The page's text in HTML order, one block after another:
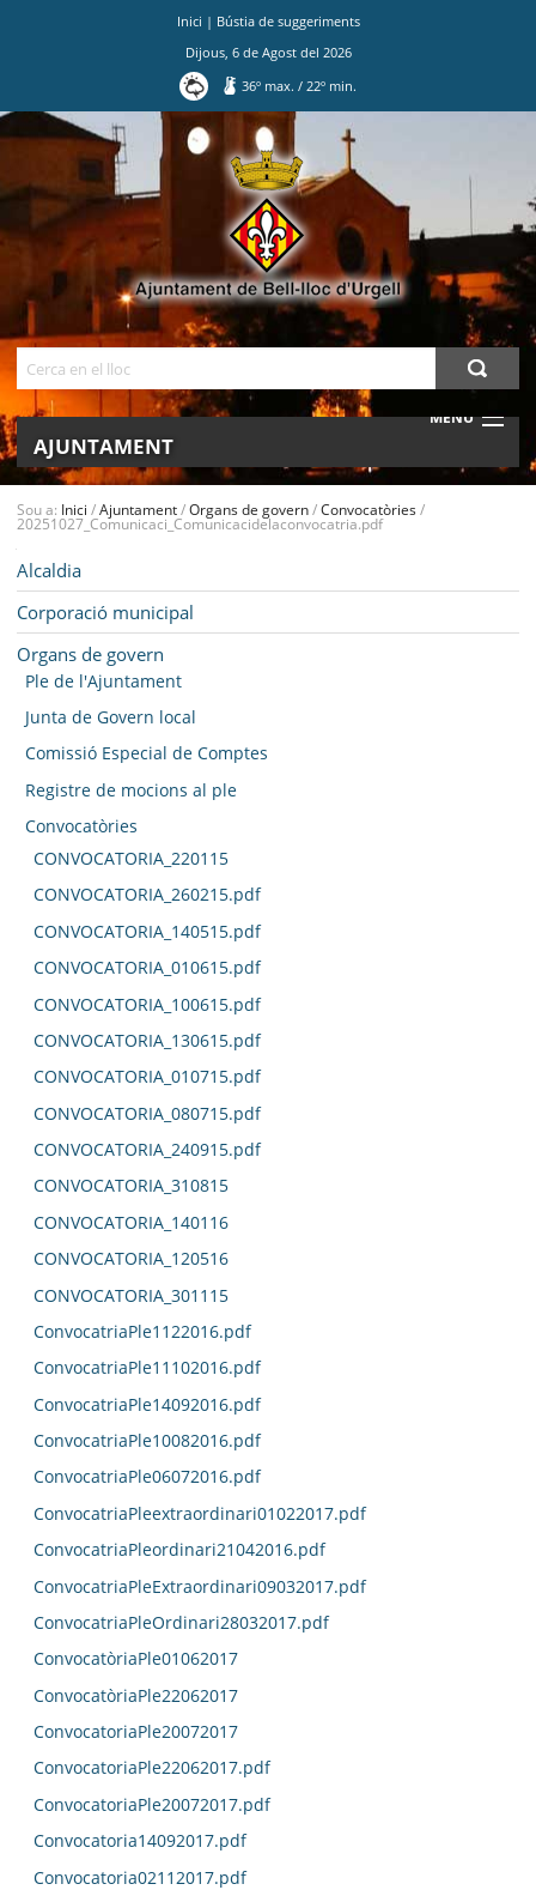
Inici | Bústia de suggeriments
Dijous, 6de Agostdel 2026
36º max./ 22º min.
MENU
AJUNTAMENT
BELL-LLOC SOLUCIONA
Sou a: Inici /Ajuntament/Organs de govern/Convocatòries/
20251027_Comunicaci_Comunicacidelaconvocatria.pdf
Alcaldia
Corporació municipal
Organs de govern
Ple de l'Ajuntament
Junta de Govern local
Comissió Especial de Comptes
Registre de mocions al ple
Convocatòries
CONVOCATORIA_220115
CONVOCATORIA_260215.pdf
CONVOCATORIA_140515.pdf
CONVOCATORIA_010615.pdf
CONVOCATORIA_100615.pdf
CONVOCATORIA_130615.pdf
CONVOCATORIA_010715.pdf
CONVOCATORIA_080715.pdf
CONVOCATORIA_240915.pdf
CONVOCATORIA_310815
CONVOCATORIA_140116
CONVOCATORIA_120516
CONVOCATORIA_301115
ConvocatriaPle1122016.pdf
ConvocatriaPle11102016.pdf
ConvocatriaPle14092016.pdf
ConvocatriaPle10082016.pdf
ConvocatriaPle06072016.pdf
ConvocatriaPleextraordinari01022017.pdf
ConvocatriaPleordinari21042016.pdf
ConvocatriaPleExtraordinari09032017.pdf
ConvocatriaPleOrdinari28032017.pdf
ConvocatòriaPle01062017
ConvocatòriaPle22062017
ConvocatoriaPle20072017
ConvocatoriaPle22062017.pdf
ConvocatoriaPle20072017.pdf
Convocatoria14092017.pdf
Convocatoria02112017.pdf